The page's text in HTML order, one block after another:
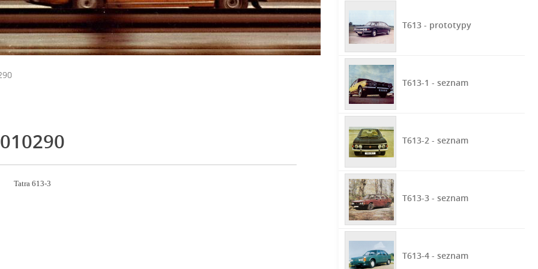
010290
Tatra 613-3
T613 - prototypy
T613-1 - seznam
T613-2 - seznam
T613-3 - seznam
T613-4 - seznam